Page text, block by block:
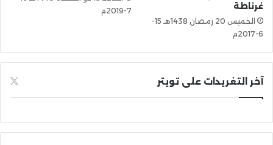
غرناطة
الخميس 20 رمضان 1438هـ 15-
6-2017م
7-2019م
آخر التغريدات على تويتر